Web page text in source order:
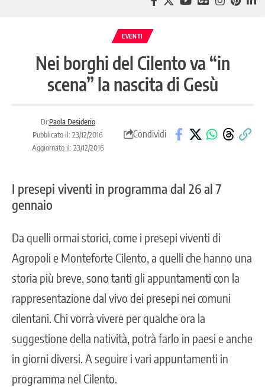
EVENTI
Nei borghi del Cilento va “in
scena” la nascita di Gesù
Di:Paola Desiderio
Pubblicato il: 23/12/2016
Aggiornato il: 23/12/2016
Condividi
I presepi viventi in programma dal 26 al 7
gennaio
Da quelli ormai storici, come i presepi viventi di
Agropoli e Monteforte Cilento, a quelli che hanno una
storia più breve, sono tanti gli appuntamenti con la
rappresentazione dal vivo dei presepi nei comuni
cilentani. Chi vorrà vivere per qualche ora la
suggestione della natività, potrà farlo in paesi e anche
in giorni diversi. A seguire i vari appuntamenti in
programma nel Cilento.